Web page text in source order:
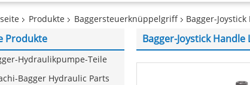
Produkte Baggersteuerknüppelgriff Bagger-
Produkte
Hydraulikpumpe-Teile
Bagger Hydraulic Parts
Bagger-Joystick